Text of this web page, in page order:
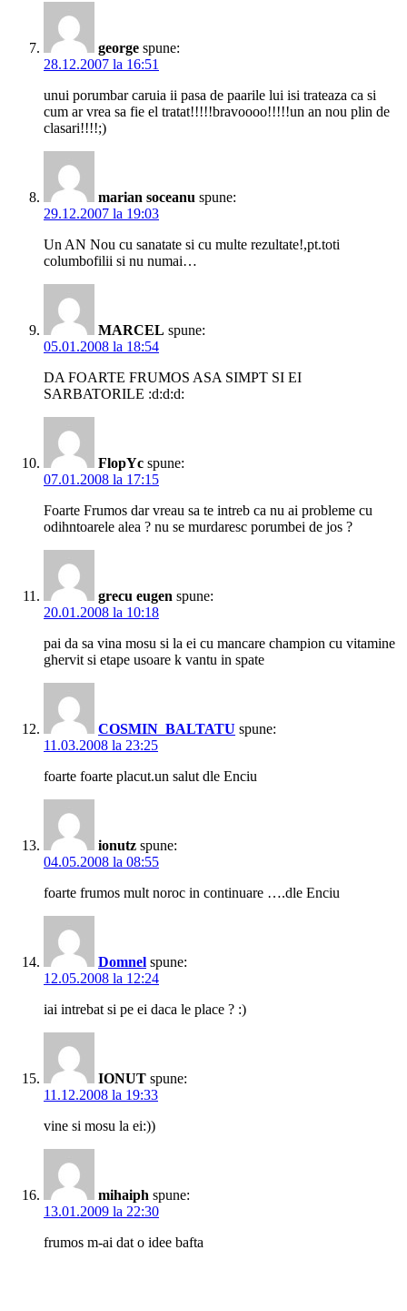
george spune:
28.12.2007 la 16:51
unui porumbar caruia ii pasa de paarile lui isi trateaza ca si
cum ar vrea sa fie el tratat!!!!!bravoooo!!!!!un an nou plin de
clasari!!!!;)
marian soceanu spune:
29.12.2007 la 19:03
Un AN Nou cu sanatate si cu multe rezultate!,pt.toti
columbofilii si nu numai…
MARCEL spune:
05.01.2008 la 18:54
DA FOARTE FRUMOS ASA SIMPT SI EI
SARBATORILE :d:d:d:
FlopYc spune:
07.01.2008 la 17:15
Foarte Frumos dar vreau sa te intreb ca nu ai probleme cu
odihntoarele alea ? nu se murdaresc porumbei de jos ?
grecu eugen spune:
20.01.2008 la 10:18
pai da sa vina mosu si la ei cu mancare champion cu vitamine
ghervit si etape usoare k vantu in spate
COSMIN_BALTATU spune:
11.03.2008 la 23:25
foarte foarte placut.un salut dle Enciu
ionutz spune:
04.05.2008 la 08:55
foarte frumos mult noroc in continuare ….dle Enciu
Domnel spune:
12.05.2008 la 12:24
iai intrebat si pe ei daca le place ? :)
IONUT spune:
11.12.2008 la 19:33
vine si mosu la ei:))
mihaiph spune:
13.01.2009 la 22:30
frumos m-ai dat o idee bafta